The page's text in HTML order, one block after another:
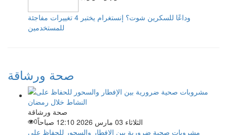
وداعًا للسكرين شوت؟ إنستغرام يختبر 4 تغييرات مفاجئة
للمستخدمين
صحة ورشاقة
صحة ورشاقة
الثلاثاء 03 مارس 2026 12:10 صباحاً
0
مشروبات صحية ضرورية بين الإفطار والسحور للحفاظ على